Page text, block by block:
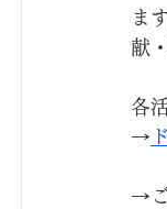
ま
献
各
→
→